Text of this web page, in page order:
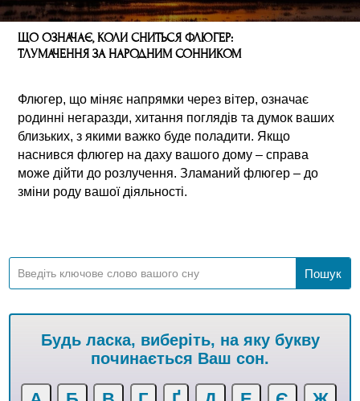
ЩО ОЗНАЧАЄ, КОЛИ СНИТЬСЯ ФЛЮГЕР:
ТЛУМАЧЕННЯ ЗА НАРОДНИМ СОННИКОМ
Флюгер, що міняє напрямки через вітер, означає
родинні негаразди, хитання поглядів та думок ваших
близьких, з якими важко буде поладити. Якщо
наснився флюгер на даху вашого дому – справа
може дійти до розлучення. Зламаний флюгер – до
зміни роду вашої діяльності.
Будь ласка, виберіть, на яку букву
починається Ваш сон.